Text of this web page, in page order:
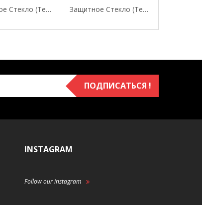
Защитное Стекло (Tempered Glass) "FINE LINE"... Защитное Стекло (Tempered Glass) "FINE LINE"...
ПОДПИСАТЬСЯ !
INSTAGRAM
Follow our instagram